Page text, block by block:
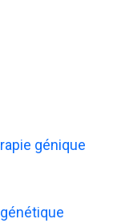
génique